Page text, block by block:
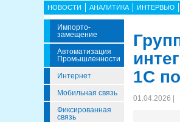
НОВОСТИ АНАЛИТИКА ИНТЕРВЬЮ
Импорто­
Замещение
Автоматизация
Промышленности
Интернет
Мобильная связь
Фиксированная
связь
1С
01.04.2026 |